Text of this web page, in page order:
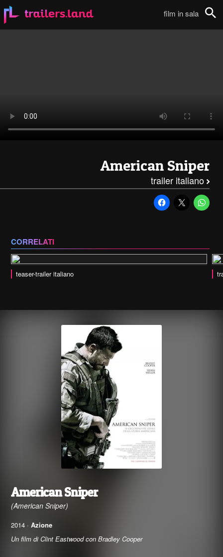
film in sala
American Sniper
trailer italiano
CORRELATI
teaser-trailer italiano
American Sniper
(American Sniper)
2014 · Azione
Un film di Clint Eastwood con Bradley Cooper